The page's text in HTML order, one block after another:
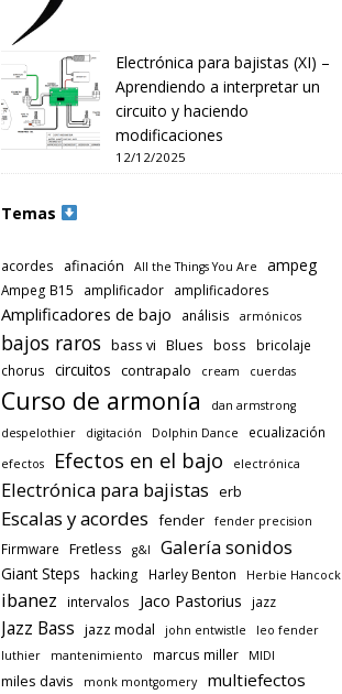
Electrónica para bajistas (XI) –
Aprendiendo a interpretar un
circuito y haciendo
modificaciones
12/12/2025
Temas
acordes afinación All the Things You Are ampeg
Ampeg B15 amplificador amplificadores
Amplificadores de bajo análisis armónicos
bajos raros bass vi Blues boss
bricolaje
chorus
circuitos contrapalo cream cuerdas
Curso de armonía
dan armstrong
despelothier
digitación Dolphin Dance ecualización
efectos Efectos en el bajo electrónica
Electrónica para bajistas erb
Escalas y acordes fender fender precision
Firmware Fretless g&l Galería sonidos
Giant Steps hacking Harley Benton Herbie Hancock
ibanez intervalos Jaco Pastorius jazz
Jazz Bass jazz modal john entwistle
leo fender
luthier
mantenimiento marcus miller MIDI
miles davis monk montgomery multiefectos